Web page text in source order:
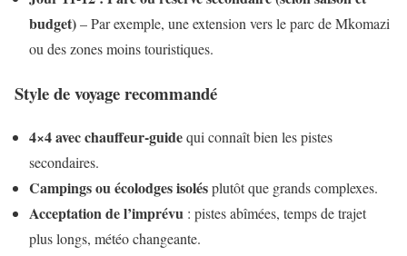
budget)– Par exemple, une extension vers le parc de Mkomazi
ou des zones moins touristiques.
Style de voyage recommandé
4×4 avec chauffeur-guidequi connaît bien les pistes
secondaires.
Campings ou écolodges isolésplutôt que grands complexes.
Acceptation de l’imprévu : pistes abîmées, temps de trajet
plus longs, météo changeante.